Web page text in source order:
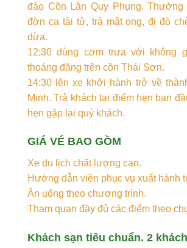
đảo Cồn Lân Quy Phụng. Thưởng
đờn ca tài tử, trà mật ong, đi đò
dừa.
12:30 dùng cơm trưa với không
thoáng đãng trên cồn Thái Sơn.
14:30 lên xe khởi hành trở về
Minh. Trả khách tại điểm hẹn ban
hẹn gặp lại quý khách.
GIÁ VÉ BAO GỒM
Xe du lịch chất lượng cao.
Hướng dẫn viên phục vụ xuất hành
Ăn uống theo chương trình.
Tham quan đầy đủ các điểm theo
Khách sạn tiêu chuẩn. 2